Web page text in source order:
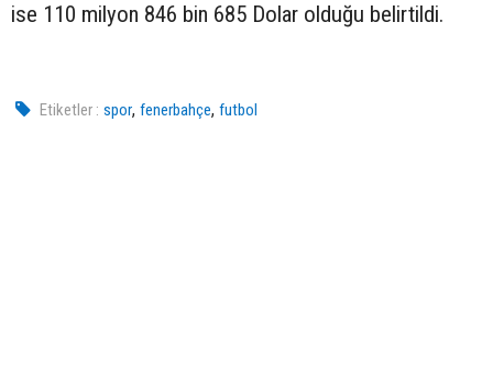
ise 110 milyon 846 bin 685 Dolar olduğu belirtildi.
Etiketler : spor,fenerbahçe,futbol